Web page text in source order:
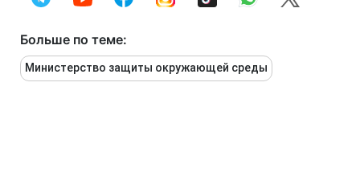
Больше по теме:
Министерство защиты окружающей среды